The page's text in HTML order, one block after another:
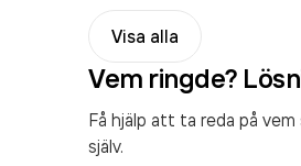
Visa alla
Vem ringde?
Få hjälp att ta reda på
själv.